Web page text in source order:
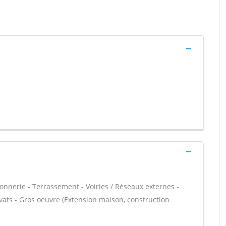
- Terrassement - Voiries / Réseaux externes -
- Gros oeuvre (Extension maison, construction